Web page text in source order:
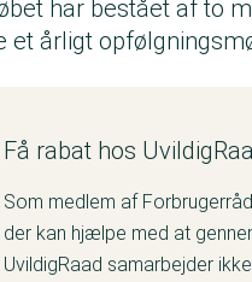
har bestået af to
et årligt
Få rabat hos
Som medlem af
der kan hjælpe med at
UvildigRaad samarbejder